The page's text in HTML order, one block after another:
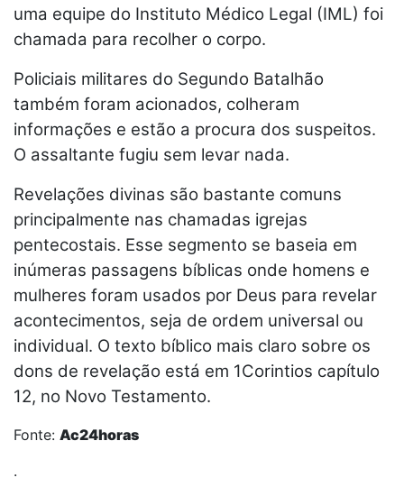
uma equipe do Instituto Médico Legal (IML) foi
chamada para recolher o corpo.
Policiais militares do Segundo Batalhão
também foram acionados, colheram
informações e estão a procura dos suspeitos.
O assaltante fugiu sem levar nada.
Revelações divinas são bastante comuns
principalmente nas chamadas igrejas
pentecostais. Esse segmento se baseia em
inúmeras passagens bíblicas onde homens e
mulheres foram usados por Deus para revelar
acontecimentos, seja de ordem universal ou
individual. O texto bíblico mais claro sobre os
dons de revelação está em 1Corintios capítulo
12, no Novo Testamento.
Fonte: Ac24horas
.